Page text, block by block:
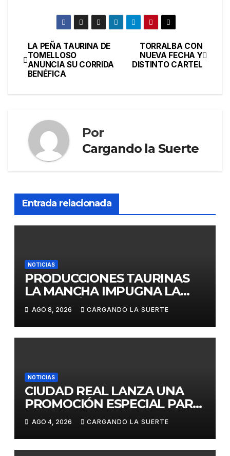
TORRALBA CON
NUEVA FECHA Y
DISTINTO CARTEL
LA PEÑA TAURINA DE
TOMELLOSO
ANUNCIA SU CORRIDA
BENÉFICA
Por
Cargando la Suerte
Entrada relacionada
NOTICIAS
PRODUCCIONES TAURINAS
LA MANCHA IMPUGNA LA
LICITACIÓN DE LA CORRIDA
DE DAIMIEL AL CONSIDERAR
VULNERADA LA LIBRE
COMPETENCIA
AGO 8, 2026 CARGANDO LA SUERTE
NOTICIAS
CIUDAD REAL LANZA UNA
PROMOCIÓN ESPECIAL PARA
JÓVENES MENORES DE 25
AÑOS EN LAS DOS GRANDES
CITAS DEL ABONO
AGO 4, 2026 CARGANDO LA SUERTE